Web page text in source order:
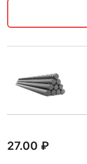
27.00 ₽